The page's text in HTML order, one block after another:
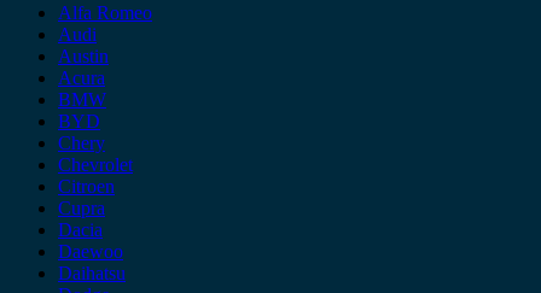
Alfa Romeo
Audi
Austin
Acura
BMW
BYD
Chery
Chevrolet
Citroen
Cupra
Dacia
Daewoo
Daihatsu